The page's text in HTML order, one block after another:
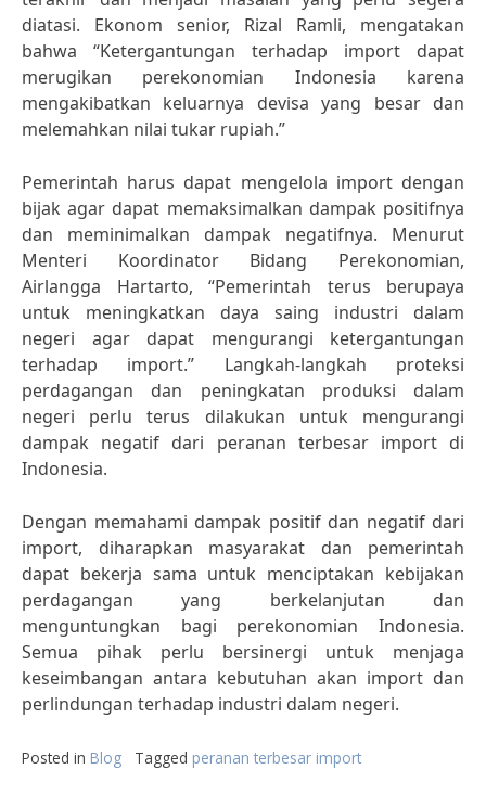
diatasi. Ekonom senior, Rizal Ramli, mengatakan
bahwa “Ketergantungan terhadap import dapat
merugikan perekonomian Indonesia karena
mengakibatkan keluarnya devisa yang besar dan
melemahkan nilai tukar rupiah.”
Pemerintah harus dapat mengelola import dengan
bijak agar dapat memaksimalkan dampak positifnya
dan meminimalkan dampak negatifnya. Menurut
Menteri Koordinator Bidang Perekonomian,
Airlangga Hartarto, “Pemerintah terus berupaya
untuk meningkatkan daya saing industri dalam
negeri agar dapat mengurangi ketergantungan
terhadap import.” Langkah-langkah proteksi
perdagangan dan peningkatan produksi dalam
negeri perlu terus dilakukan untuk mengurangi
dampak negatif dari peranan terbesar import di
Indonesia.
Dengan memahami dampak positif dan negatif dari
import, diharapkan masyarakat dan pemerintah
dapat bekerja sama untuk menciptakan kebijakan
perdagangan yang berkelanjutan dan
menguntungkan bagi perekonomian Indonesia.
Semua pihak perlu bersinergi untuk menjaga
keseimbangan antara kebutuhan akan import dan
perlindungan terhadap industri dalam negeri.
Posted in Blog Tagged peranan terbesar import